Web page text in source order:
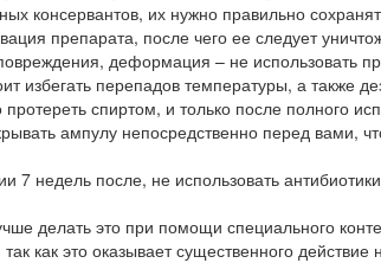
консервантов, их нужно правильно
препарата, после чего ее следует
деформация – не использовать
избегать перепадов температуры, а также
спиртом, и только после полного
ампулу непосредственно перед вами,
недель после, не использовать
делать это при помощи специального
как это оказывает существенного действие